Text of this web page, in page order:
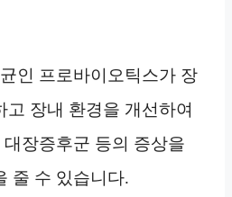
인 프로바이오틱스가 장
고 장내 환경을 개선하여
장증후군 등의 증상을
줄 수 있습니다.